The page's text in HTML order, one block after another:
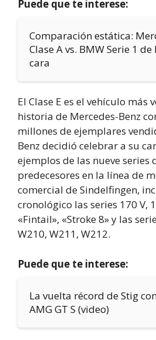
Puede que te interese:
Comparación estática:
Clase A vs. BMW Serie 1
cara
El Clase E es el vehículo más
historia de Mercedes-Benz
millones de ejemplares
Benz decidió celebrar a su
ejemplos de las nueve series
predecesores en la línea de
comercial de Sindelfingen,
cronológico las series 170 V,
«Fintail», «Stroke 8» y las
W210, W211, W212.
Puede que te interese:
La vuelta récord de Stig
AMG GT S (video)